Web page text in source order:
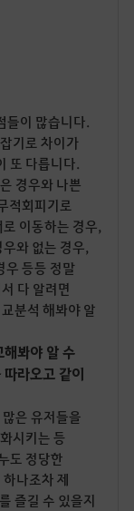
들이 많습니다.
기로 차이가
또 다릅니다.
경우와 나쁜
적회피기로
이동하는 경우,
와 없는 경우,
우 등등 정말
다 알려면
분석 해봐야 알
봐야 알 수
라오고 같이
은 유저들을
시키는 등
도 정당한
나조차 제
즐길 수 있을지